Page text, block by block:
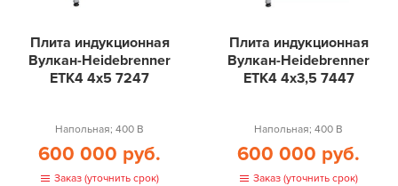
Плита индукционная
Вулкан-Heidebrenner
ETK4 4х5 7247
Напольная; 400 В
600 000 руб.
Заказ (уточнить срок)
Плита индукционная
Вулкан-Heidebrenner
ETK4 4х3,5 7447
Напольная; 400 В
600 000 руб.
Заказ (уточнить срок)